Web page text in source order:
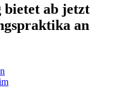
ab jetzt
an